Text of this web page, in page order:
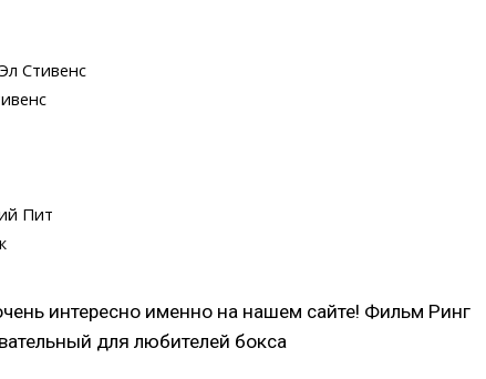
Стивенс
Пит
интересно именно на нашем сайте! Фильм Ринг
для любителей бокса